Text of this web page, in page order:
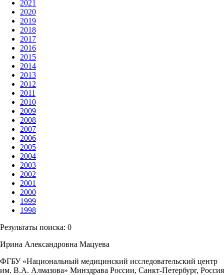
2021
2020
2019
2018
2017
2016
2015
2014
2013
2012
2011
2010
2009
2008
2007
2006
2005
2004
2003
2002
2001
2000
1999
1998
Результаты поиска: 0
Ирина Александровна Мацуева
ФГБУ «Национальный медицинский исследовательский центр
им. В.А. Алмазова» Минздрава России, Санкт-Петербург, Россия